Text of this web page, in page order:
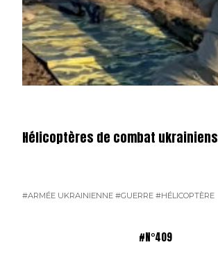
Hélicoptères de combat ukrainiens
#ARMÉE UKRAINIENNE #GUERRE #HÉLICOPTÈRE
#N°409